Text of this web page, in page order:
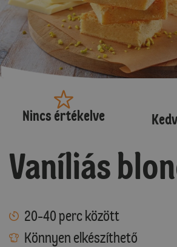
Nincs értékelve
Vaníliás
20-40 perc között
Könnyen elkészíthető